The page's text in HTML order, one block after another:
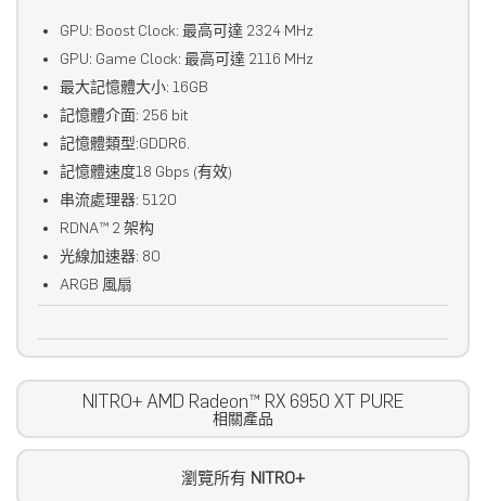
GPU: Boost Clock: 最高可達 2324 MHz
GPU: Game Clock: 最高可達 2116 MHz
最大記憶體大小: 16GB
記憶體介面: 256 bit
記憶體類型:GDDR6.
記憶體速度18 Gbps (有效)
串流處理器: 5120
RDNA™ 2 架构
光線加速器: 80
ARGB 風扇
NITRO+ AMD Radeon™ RX 6950 XT PURE
相關產品
瀏覽所有 NITRO+